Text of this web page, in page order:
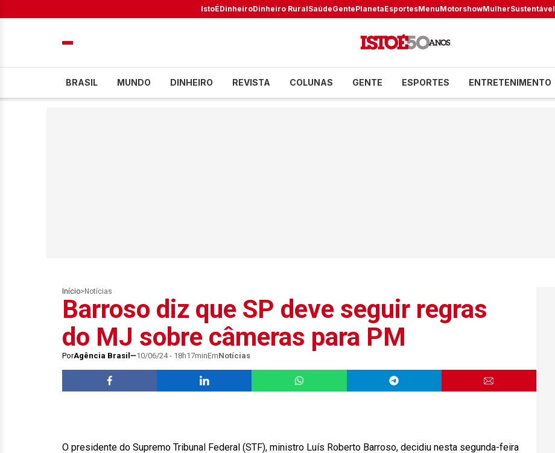
IstoÉDinheiroDinheiro RuralSaúdeGentePlanetaEsportesMenuMotorshowMulherSustentável
BRASIL MUNDO DINHEIRO REVISTA COLUNAS GENTE ESPORTES ENTRETENIMENTO
Início> Notícias
Barroso diz que SP deve seguir regras
do MJ sobre câmeras para PM
PorAgência Brasil 10/06/24 - 18h17minEmNotícias
O presidente do Supremo Tribunal Federal (STF), ministro Luís Roberto Barroso, decidiu nesta segunda-feira